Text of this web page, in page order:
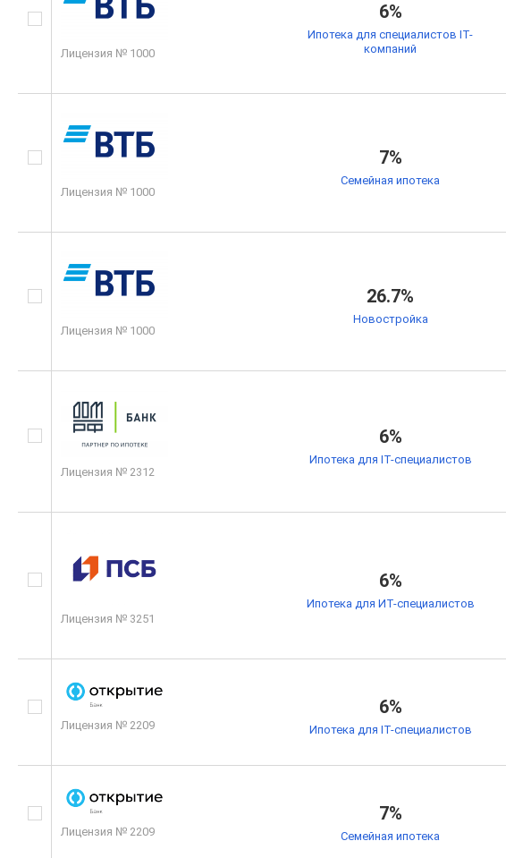
Лицензия № 1000
6%
Ипотека для специалистов IT-
компаний
Лицензия № 1000
7%
Семейная ипотека
Лицензия № 1000
26.7%
Новостройка
Лицензия № 2312
6%
Ипотека для IT-специалистов
Лицензия № 3251
6%
Ипотека для ИТ-специалистов
Лицензия № 2209
6%
Ипотека для IT-специалистов
Лицензия № 2209
7%
Семейная ипотека